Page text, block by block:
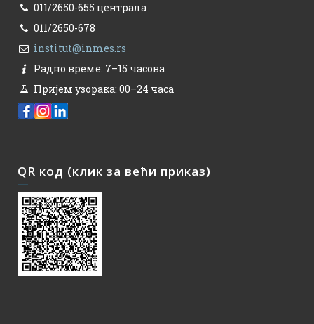
011/2650-655 централа
011/2650-678
institut@inmes.rs
Радно време: 7–15 часова
Пријем узорака: 00–24 часа
QR код (клик за већи приказ)